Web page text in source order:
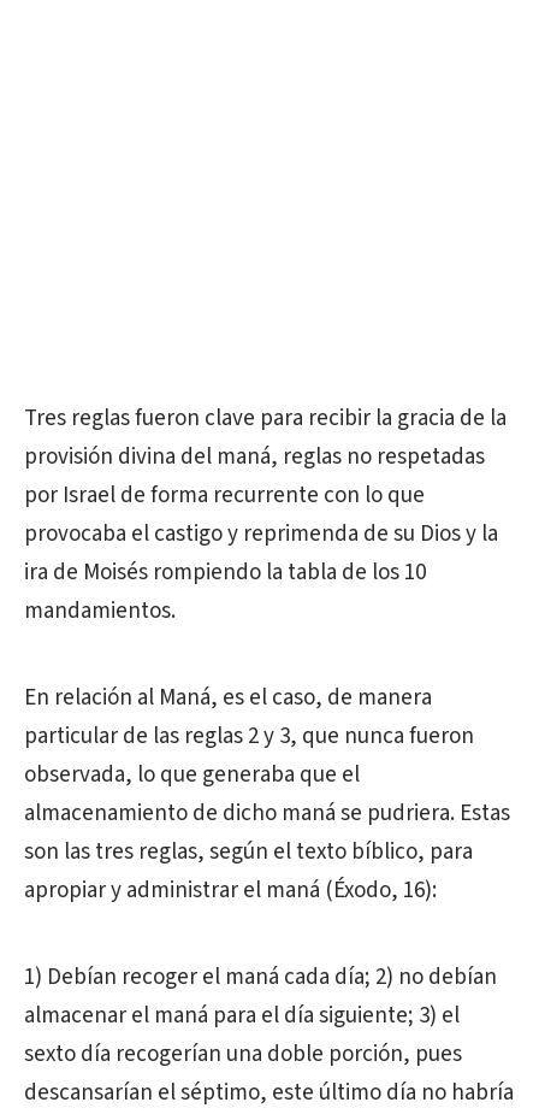
Tres reglas fueron clave para recibir la gracia de la
provisión divina del maná, reglas no respetadas
por Israel de forma recurrente con lo que
provocaba el castigo y reprimenda de su Dios y la
ira de Moisés rompiendo la tabla de los 10
mandamientos.
En relación al Maná, es el caso, de manera
particular de las reglas 2 y 3, que nunca fueron
observada, lo que generaba que el
almacenamiento de dicho maná se pudriera. Estas
son las tres reglas, según el texto bíblico, para
apropiar y administrar el maná (Éxodo, 16):
1) Debían recoger el maná cada día; 2) no debían
almacenar el maná para el día siguiente; 3) el
sexto día recogerían una doble porción, pues
descansarían el séptimo, este último día no habría